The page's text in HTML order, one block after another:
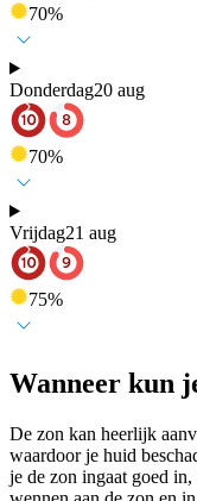
70%
Donderdag20 aug
70%
Vrijdag21 aug
75%
Wanneer kun
De zon kan heerlijk
waardoor je huid
je de zon ingaat goed